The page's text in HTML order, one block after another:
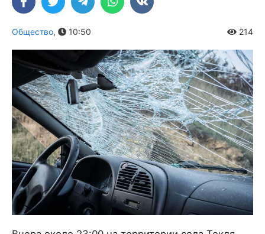
Общество, 10:50 214